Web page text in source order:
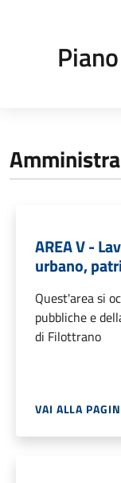
AREA V -
urbano,
Quest'area si
pubbliche e
di Filottrano
VAI ALLA